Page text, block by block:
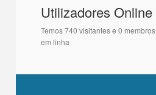
Utilizadores Online
Temos 740 visitantes e 0 membros
em linha